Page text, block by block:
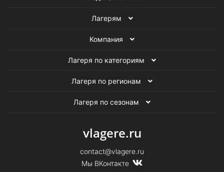
Лагерям
Компания
Лагеря по категориям
Лагеря по регионам
Лагеря по сезонам
vlagere.ru
contact@vlagere.ru
Мы ВКонтакте